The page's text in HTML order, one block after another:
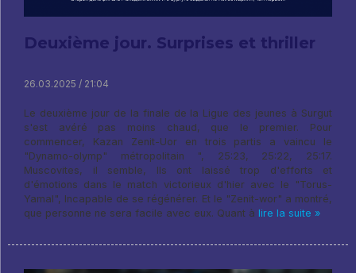
Deuxième jour. Surprises et thriller
26.03.2025 / 21:04
Le deuxième jour de la finale de la Ligue des jeunes à Surgut
s'est avéré pas moins chaud, que le premier. Pour
commencer, Kazan Zenit-Uor en trois partis a vaincu le
"Dynamo-olymp" métropolitain ", 25:23, 25:22, 25:17.
Muscovites, il semble, Ils ont laissé trop d'efforts et
d'émotions dans le match victorieux d'hier avec le "Torus-
Yamal", Incapable de se régénérer. Et le "Zenit-wor" a montré,
que personne ne sera facile avec eux. Quant à lire la suite »